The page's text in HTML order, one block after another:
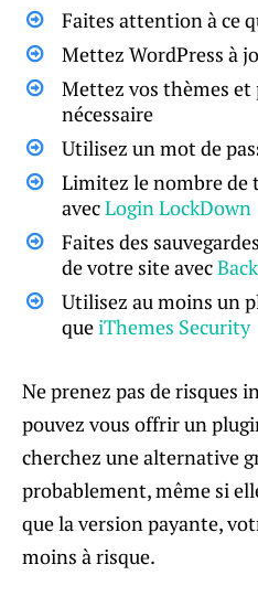
Faites attention à ce
Mettez WordPress à
Mettez vos thèmes
nécessaire
Utilisez un mot de
Limitez le nombre de
avecLogin LockDown
Faites des
de votre site avec
Utilisez au moins un
queiThemes Security
Ne prenez pas de risques
pouvez vous offrir un
cherchez une alternative
probablement, même si
que la version payante,
moins à risque.